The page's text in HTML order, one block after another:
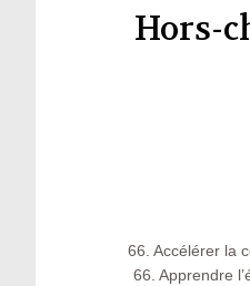
Hors-
66. Accélérer la
66. Apprendre